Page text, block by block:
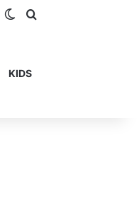
Sidebar (barre latérale)
Switch skin
KIDS